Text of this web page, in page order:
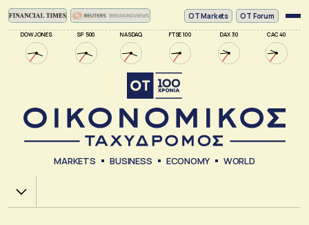
DOW JONES SP 500 NASDAQ FTSE 100 DAX 30 CAC 40
ΟΤ Markets OT Forum
MARKETS BUSINESS ECONOMY WORLD
Χ.Α.